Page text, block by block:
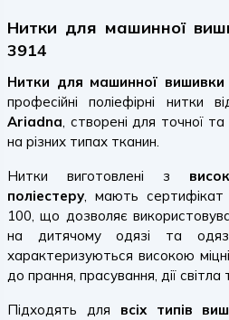
Нитки для машинної
3914
Нитки для машинної вишивки
професійні поліефірні нитки
Ariadna, створені для точної та
на різних типах тканин.
Нитки виготовлені з
поліестеру, мають сертифікат
100, що дозволяє
на дитячому одязі та
характеризуються високою
до прання, прасування, дії світла
Підходять для всіх типів